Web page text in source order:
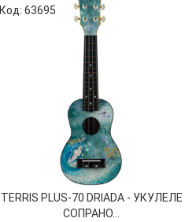
Код: 63695
TERRIS PLUS-70 DRIADA - УКУЛЕЛЕ
СОПРАНО...